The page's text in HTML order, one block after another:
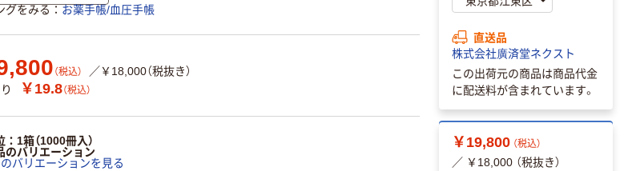
グをみる お薬手帳/血圧手帳
（税込）
／￥18,000（税抜き）
￥19.8（税込）
1箱（1000冊入）
のバリエーション
バリエーションを見る
直送品
株式会社廣済堂ネクスト
この出荷元の商品は商品代金
に配送料が含まれています。
￥19,800 （税込）
／ ￥18,000 （税抜き）